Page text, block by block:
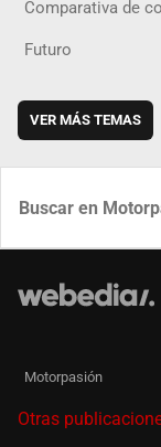
Comparativa de
Futuro
VER MÁS TEMAS
Motorpasión
Otras